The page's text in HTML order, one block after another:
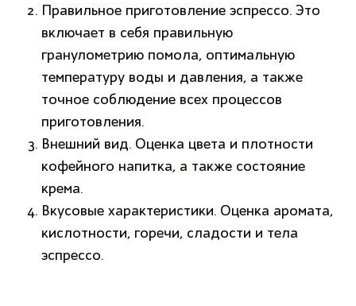
Правильное приготовление эспрессо. Это
включает в себя правильную
гранулометрию помола, оптимальную
температуру воды и давления, а также
точное соблюдение всех процессов
приготовления.
Внешний вид. Оценка цвета и плотности
кофейного напитка, а также состояние
крема.
Вкусовые характеристики. Оценка аромата,
кислотности, горечи, сладости и тела
эспрессо.